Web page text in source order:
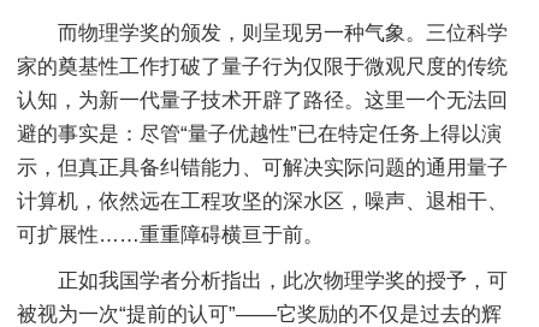
而物理学奖的颁发，则呈现另一种气象。三位科学
家的奠基性工作打破了量子行为仅限于微观尺度的传统
认知，为新一代量子技术开辟了路径。这里一个无法回
避的事实是：尽管“量子优越性”已在特定任务上得以演
示，但真正具备纠错能力、可解决实际问题的通用量子
计算机，依然远在工程攻坚的深水区，噪声、退相干、
可扩展性……重重障碍横亘于前。
正如我国学者分析指出，此次物理学奖的授予，可
被视为一次“提前的认可”——它奖励的不仅是过去的辉